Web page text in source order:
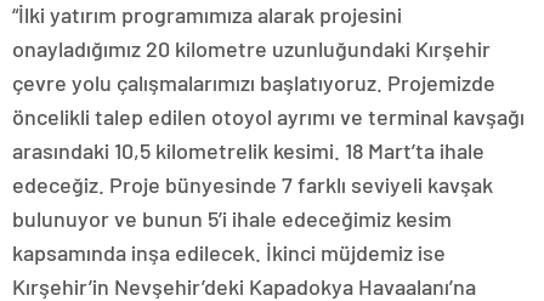
“İlki yatırım programımıza alarak projesini
onayladığımız 20 kilometre uzunluğundaki Kırşehir
çevre yolu çalışmalarımızı başlatıyoruz. Projemizde
öncelikli talep edilen otoyol ayrımı ve terminal kavşağı
arasındaki 10,5 kilometrelik kesimi. 18 Mart’ta ihale
edeceğiz. Proje bünyesinde 7 farklı seviyeli kavşak
bulunuyor ve bunun 5’i ihale edeceğimiz kesim
kapsamında inşa edilecek. İkinci müjdemiz ise
Kırşehir’in Nevşehir’deki Kapadokya Havaalanı’na